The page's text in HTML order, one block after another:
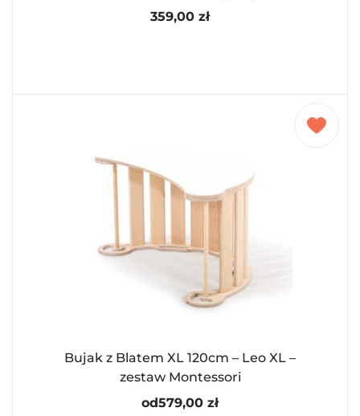
359,00 zł
Bujak z Blatem XL 120cm – Leo XL –
zestaw Montessori
od579,00 zł